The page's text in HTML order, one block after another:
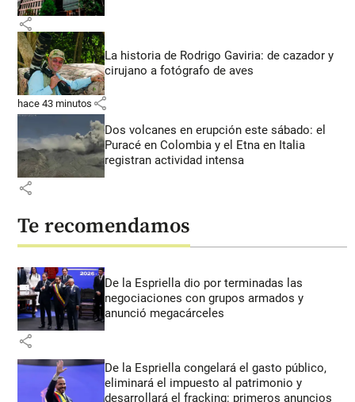
share
La historia de Rodrigo Gaviria: de cazador y
cirujano a fotógrafo de aves
hace 43 minutos share
Dos volcanes en erupción este sábado: el
Puracé en Colombia y el Etna en Italia
registran actividad intensa
share
Te recomendamos
De la Espriella dio por terminadas las
negociaciones con grupos armados y
anunció megacárceles
share
De la Espriella congelará el gasto público,
eliminará el impuesto al patrimonio y
desarrollará el fracking: primeros anuncios